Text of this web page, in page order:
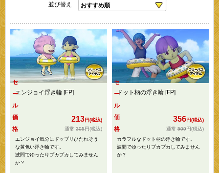
並び替え
エンジョイ浮き輪 [FP]
セ
ー
ル
価
格
213円(税込)
305円(税込)
エンジョイ気分にドップリひたれそう
な黄色い浮き輪です。
波間でゆったりプカプカしてみません
か？
ドット柄の浮き輪 [FP]
セ
ー
ル
価
格
356円(税込)
509円(税込)
カラフルなドット柄の浮き輪です。
波間でゆったりプカプカしてみません
か？